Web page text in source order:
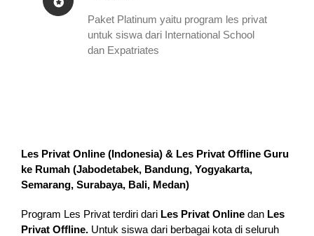
Paket Platinum yaitu program les privat
untuk siswa dari International School
dan Expatriates
Les Privat Online (Indonesia) & Les Privat Offline Guru
ke Rumah (Jabodetabek, Bandung, Yogyakarta,
Semarang, Surabaya, Bali, Medan)
Program Les Privat terdiri dari Les Privat Online dan Les
Privat Offline. Untuk siswa dari berbagai kota di seluruh